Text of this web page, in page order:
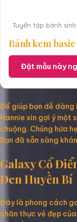
Tuyển tập bánh
Bánh kem basic
Đặt mẫu này
Để giúp bạn dễ dàng
Hannie xin gợi ý một
chuộng. Chúng hứa
Bạn đã sẵn sàng
Galaxy Cổ
Đen Huyền Bí
Đây là phong cách
chân thực vẻ đẹp